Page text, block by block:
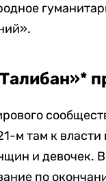
м там к
и девочек.
по